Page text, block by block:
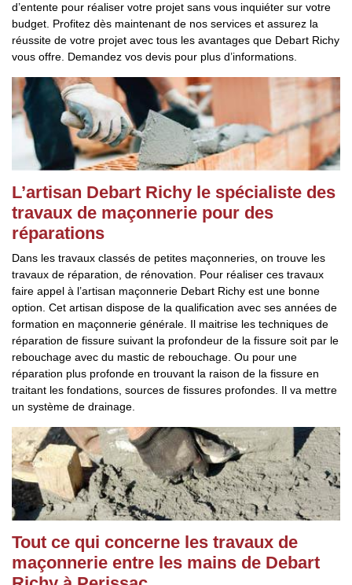
d’entente pour réaliser votre projet sans vous inquiéter sur votre
budget. Profitez dès maintenant de nos services et assurez la
réussite de votre projet avec tous les avantages que Debart Richy
vous offre. Demandez vos devis pour plus d’informations.
L’artisan Debart Richy le spécialiste des
travaux de maçonnerie pour des
réparations
Dans les travaux classés de petites maçonneries, on trouve les
travaux de réparation, de rénovation. Pour réaliser ces travaux
faire appel à l’artisan maçonnerie Debart Richy est une bonne
option. Cet artisan dispose de la qualification avec ses années de
formation en maçonnerie générale. Il maitrise les techniques de
réparation de fissure suivant la profondeur de la fissure soit par le
rebouchage avec du mastic de rebouchage. Ou pour une
réparation plus profonde en trouvant la raison de la fissure en
traitant les fondations, sources de fissures profondes. Il va mettre
un système de drainage.
Tout ce qui concerne les travaux de
maçonnerie entre les mains de Debart